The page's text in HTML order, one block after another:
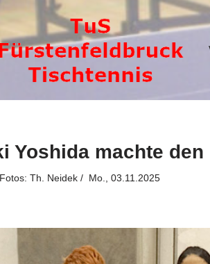
Yoshida machte den
Mo., 03.11.2025